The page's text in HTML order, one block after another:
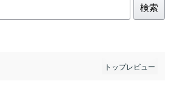
検索